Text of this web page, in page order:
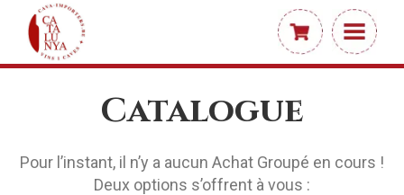
Catalogue
Pour l’instant, il n’y a aucun Achat Groupé en cours !
Deux options s’offrent à vous :